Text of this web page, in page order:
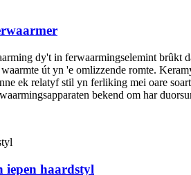
dy't in ferwaarmingselemint brûkt
út yn 'e omlizzende romte.
ek relatyf stil yn ferliking mei oare
bekend om har
iepen haardstyl